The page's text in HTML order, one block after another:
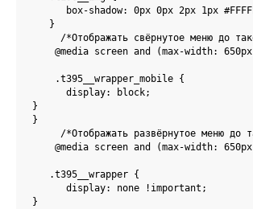
box-shadow: 0px 0px 2px 1px
   }
/*Отображать свёрнутое меню до
@media screen and (max-width:
    .t395__wrapper_mobile {
      display: block;
}
}
/*Отображать развёрнутое меню до
@media screen and (max-width:
   .t395__wrapper {
      display: none !important;
}